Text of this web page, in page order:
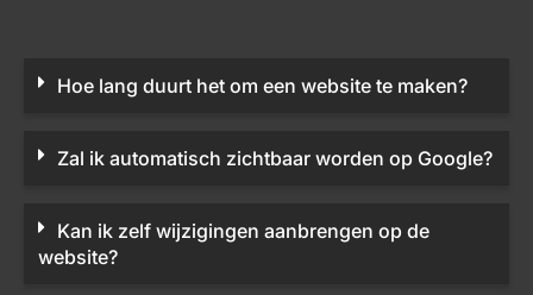
Hoe lang duurt het om een website te maken?
Zal ik automatisch zichtbaar worden op Google?
Kan ik zelf wijzigingen aanbrengen op de
website?